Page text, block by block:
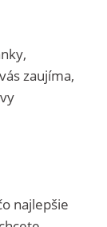
zaujíma,
najlepšie